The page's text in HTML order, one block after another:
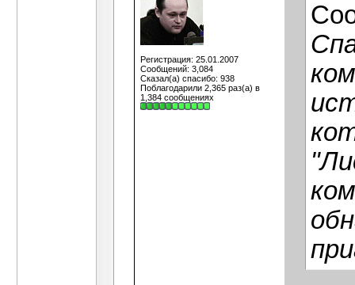
Регистрация: 25.01.2007
Сообщений: 3,084
Сказал(а) спасибо: 938
Поблагодарили 2,365 раз(а) в
1,384 сообщениях